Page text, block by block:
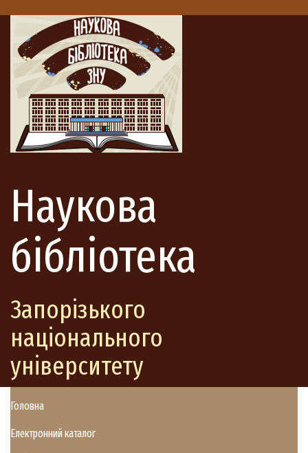
Наукова
бібліотека
Запорізького
національного
університету
Головна
Електронний каталог